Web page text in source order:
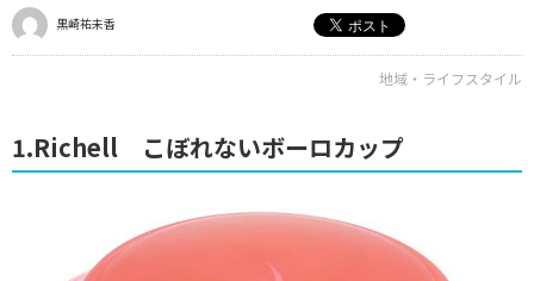
黒崎祐未香
地域・ライフスタイル
1.Richell こぼれないボーロカップ